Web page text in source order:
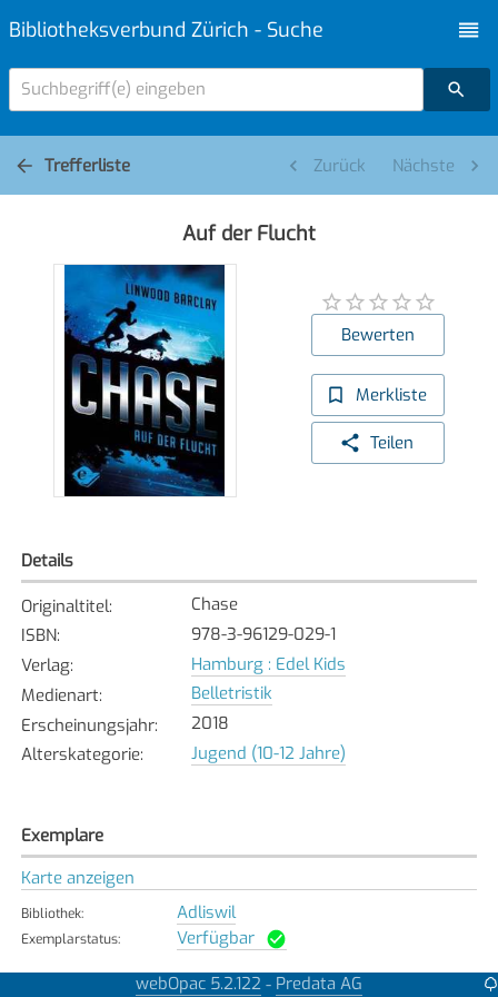
Bibliotheksverbund Zürich - Suche
Suchbegriff(e) eingeben
Trefferliste Zurück Nächste
Auf der Flucht
Bewerten
Merkliste
Teilen
Details
Originaltitel:
Chase
ISBN:
978-3-96129-029-1
Verlag:
Hamburg : Edel Kids
Medienart:
Belletristik
Erscheinungsjahr:
2018
Alterskategorie: Jugend (10-12 Jahre)
Exemplare
Karte anzeigen
Bibliothek: Adliswil
Exemplarstatus: Verfügbar
Bassersdorf
webOpac 5.2.122 - Predata AG